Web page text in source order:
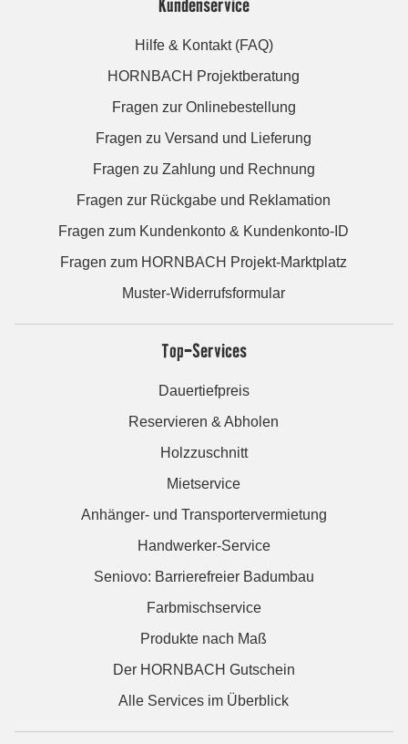
Hilfe & Kontakt (FAQ)
HORNBACH Projektberatung
Fragen zur Onlinebestellung
Fragen zu Versand und Lieferung
Fragen zu Zahlung und Rechnung
Fragen zur Rückgabe und Reklamation
Fragen zum Kundenkonto & Kundenkonto-ID
Fragen zum HORNBACH Projekt-Marktplatz
Muster-Widerrufsformular
Top-Services
Dauertiefpreis
Reservieren & Abholen
Holzzuschnitt
Mietservice
Anhänger- und Transportervermietung
Handwerker-Service
Seniovo: Barrierefreier Badumbau
Farbmischservice
Produkte nach Maß
Der HORNBACH Gutschein
Alle Services im Überblick